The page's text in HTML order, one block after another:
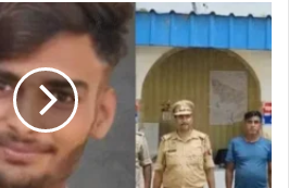
गया था। उस समय सूचना एवं
को विशेष सचिव एमएसएमई,
बोर्ड नियुक्त किया गया था।